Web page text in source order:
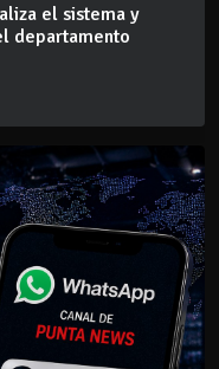
el sistema y
departamento